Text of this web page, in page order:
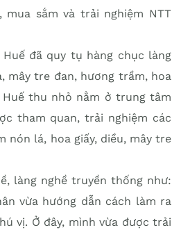
sắm và trải nghiệm NTT
đã quy tụ hàng chục làng
mây tre đan, hương trầm, hoa
thu nhỏ nằm ở trung tâm
tham quan, trải nghiệm các
nón lá, hoa giấy, diều, mây tre
làng nghề truyền thống như:
vừa hướng dẫn cách làm ra
vị. Ở đây, mình vừa được trải